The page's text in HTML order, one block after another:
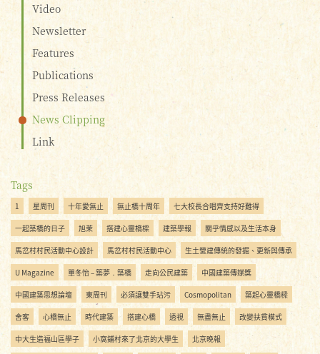
Video
Newsletter
Features
Publications
Press Releases
News Clipping
Link
Tags
1 星周刊 十年愛無止 無止橋十周年 七大校長合唱齊支持好難得
一起築橋的日子 旭茉 搭建心靈橋樑 建築學報 關乎情感以及生活本身
馬岔村村民活動中心設計 馬岔村村民活動中心 生土營建傳統的發掘、更新與傳承
U Magazine 單冬怡 – 築夢．築橋 走向公民建築 中國建築傳媒獎
中國建築思想論壇 東周刊 必須讓雙手玷污 Cosmopolitan 築起心靈橋樑
舍客 心橋無止 時代建築 搭建心橋 透視 無盡無止 改變扶貧模式
中大生造福山區學子 小窩鋪村來了北京的大學生 北京晚報